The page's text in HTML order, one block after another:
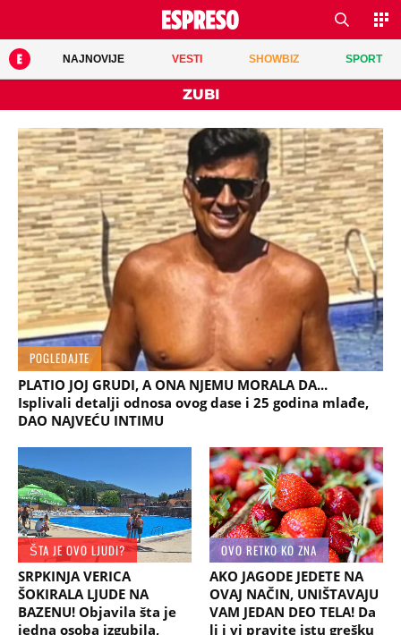
NAJNOVIJE VESTI SHOWBIZ SPORT
ZUBI
POGLEDAJTE
PLATIO JOJ GRUDI, A ONA NJEMU MORALA DA...
Isplivali detalji odnosa ovog dase i 25 godina mlađe,
DAO NAJVEĆU INTIMU
ŠTA JE OVO LJUDI?
SRPKINJA VERICA
ŠOKIRALA LJUDE NA
BAZENU! Objavila šta je
jedna osoba izgubila,
OVO RETKO KO ZNA
AKO JAGODE JEDETE NA
OVAJ NAČIN, UNIŠTAVAJU
VAM JEDAN DEO TELA! Da
li i vi pravite istu grešku